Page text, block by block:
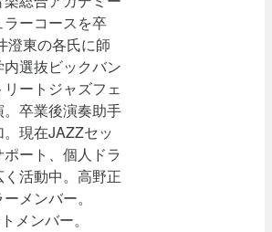
ーコースを卒
澄東の各氏に師
選抜ビックバン
ートジャズフェ
卒業後演奏助手
現在JAZZセッ
ート、個人ドラ
活動中。高野正
メンバー。
メンバー。